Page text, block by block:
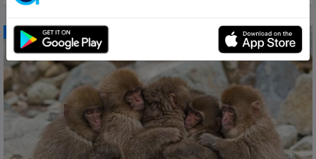
CƏMİYYƏT